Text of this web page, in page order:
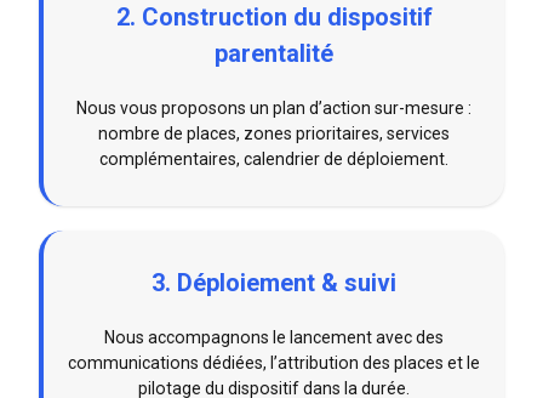
2. Construction du dispositif
parentalité
Nous vous proposons un plan d’action sur-mesure :
nombre de places, zones prioritaires, services
complémentaires, calendrier de déploiement.
3. Déploiement & suivi
Nous accompagnons le lancement avec des
communications dédiées, l’attribution des places et le
pilotage du dispositif dans la durée.